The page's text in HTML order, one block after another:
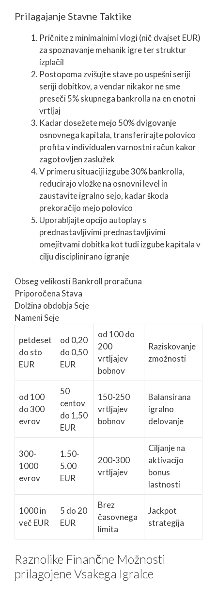
Prilagajanje Stavne Taktike
Pričnite z minimalnimi vlogi (nič dvajset EUR)
za spoznavanje mehanik igre ter struktur
izplačil
Postopoma zvišujte stave po uspešni seriji
seriji dobitkov, a vendar nikakor ne sme
preseči 5% skupnega bankrolla na en enotni
vrtljaj
Kadar dosežete mejo 50% dvigovanje
osnovnega kapitala, transferirajte polovico
profita v individualen varnostni račun kakor
zagotovljen zaslužek
V primeru situaciji izgube 30% bankrolla,
reducirajo vložke na osnovni level in
zaustavite igralno sejo, kadar škoda
prekoračijo mejo polovico
Uporabljajte opcijo autoplay s
prednastavljivimi prednastavljivimi
omejitvami dobitka kot tudi izgube kapitala v
cilju disciplinirano igranje
Obseg velikosti Bankroll proračuna
Priporočena Stava
Dolžina obdobja Seje
Nameni Seje
petdeset
do sto
EUR
od 0,20
do 0,50
EUR
od 100 do
200
vrtljajev
bobnov
Raziskovanje
zmožnosti
od 100
do 300
evrov
50
centov
do 1,50
EUR
150-250
vrtljajev
bobnov
Balansirana
igralno
delovanje
300-
1000
evrov
1.50-
5.00
EUR
200-300
vrtljajev
Ciljanje na
aktivacijo
bonus
lastnosti
1000 in
več EUR
5 do 20
EUR
Brez
časovnega
limita
Jackpot
strategija
Raznolike Finančne Možnosti
prilagojene Vsakega Igralce